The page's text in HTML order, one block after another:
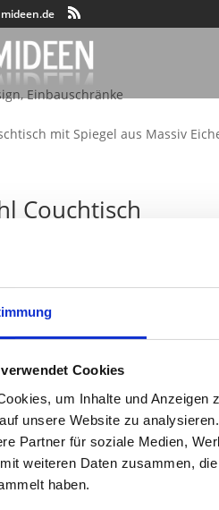
Cookies
um Inhalte und
unsere Website zu
Partner für soziale Medien,
weiteren Daten zusammen,
haben.
,Einbauschränke
mit Spiegel aus Massiv
Couchtisch
| IMPRESSUM|